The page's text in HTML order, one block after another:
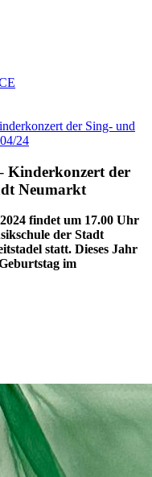
der Sing- und
24
Kinderkonzert der
Neumarkt
findet um 17.00 Uhr
der Stadt
statt. Dieses Jahr
im